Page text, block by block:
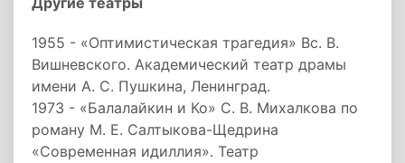
1955 - «Оптимистическая трагедия» Вс. В.
Вишневского. Академический театр драмы
имени А. С. Пушкина, Ленинград.
1973 - «Балалайкин и Ко» С. В. Михалкова по
роману М. Е. Салтыкова-Щедрина
«Современная идиллия». Театр